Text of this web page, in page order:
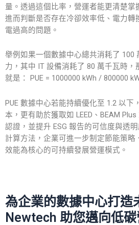
量。透過這個比率，營運者能更清楚掌
進而判斷是否存在冷卻效率低、電力轉
電過高的問題。
舉例如果一個數據中心總共消耗了 100
力，其中 IT 設備消耗了 80 萬千瓦時，
就是： PUE = 1000000 kWh / 800000
PUE 數據中心若能持續優化至 1.2 以下
本，更有助於獲取如 LEED、BEAM
認證，並提升 ESG 報告的可信度與透
計算方法，企業可進一步制定節能策略
效能為核心的可持續發展營運模式。
為企業的數據中心打造
Newtech 助您邁向低